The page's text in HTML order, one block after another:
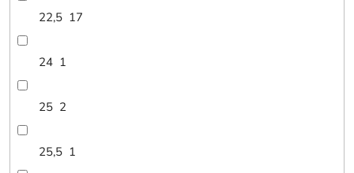
22,5 17
24 1
25 2
25,5 1